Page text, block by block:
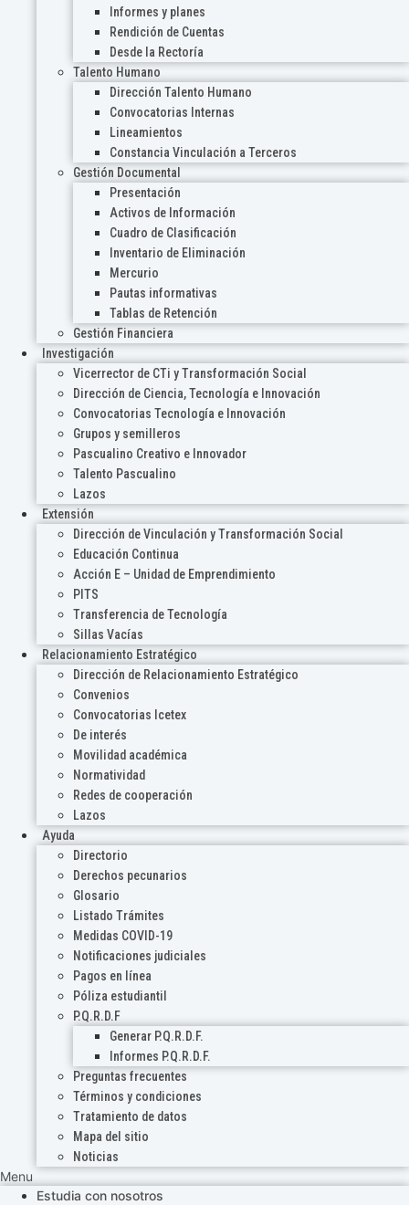
Informes y planes
Rendición de Cuentas
Desde la Rectoría
Talento Humano
Dirección Talento Humano
Convocatorias Internas
Lineamientos
Constancia Vinculación a Terceros
Gestión Documental
Presentación
Activos de Información
Cuadro de Clasificación
Inventario de Eliminación
Mercurio
Pautas informativas
Tablas de Retención
Gestión Financiera
Investigación
Vicerrector de CTi y Transformación Social
Dirección de Ciencia, Tecnología e Innovación
Convocatorias Tecnología e Innovación
Grupos y semilleros
Pascualino Creativo e Innovador
Talento Pascualino
Lazos
Extensión
Dirección de Vinculación y Transformación Social
Educación Continua
Acción E – Unidad de Emprendimiento
PITS
Transferencia de Tecnología
Sillas Vacías
Relacionamiento Estratégico
Dirección de Relacionamiento Estratégico
Convenios
Convocatorias Icetex
De interés
Movilidad académica
Normatividad
Redes de cooperación
Lazos
Ayuda
Directorio
Derechos pecunarios
Glosario
Listado Trámites
Medidas COVID-19
Notificaciones judiciales
Pagos en línea
Póliza estudiantil
P.Q.R.D.F
Generar P.Q.R.D.F.
Informes P.Q.R.D.F.
Preguntas frecuentes
Términos y condiciones
Tratamiento de datos
Mapa del sitio
Noticias
Menu
Estudia con nosotros